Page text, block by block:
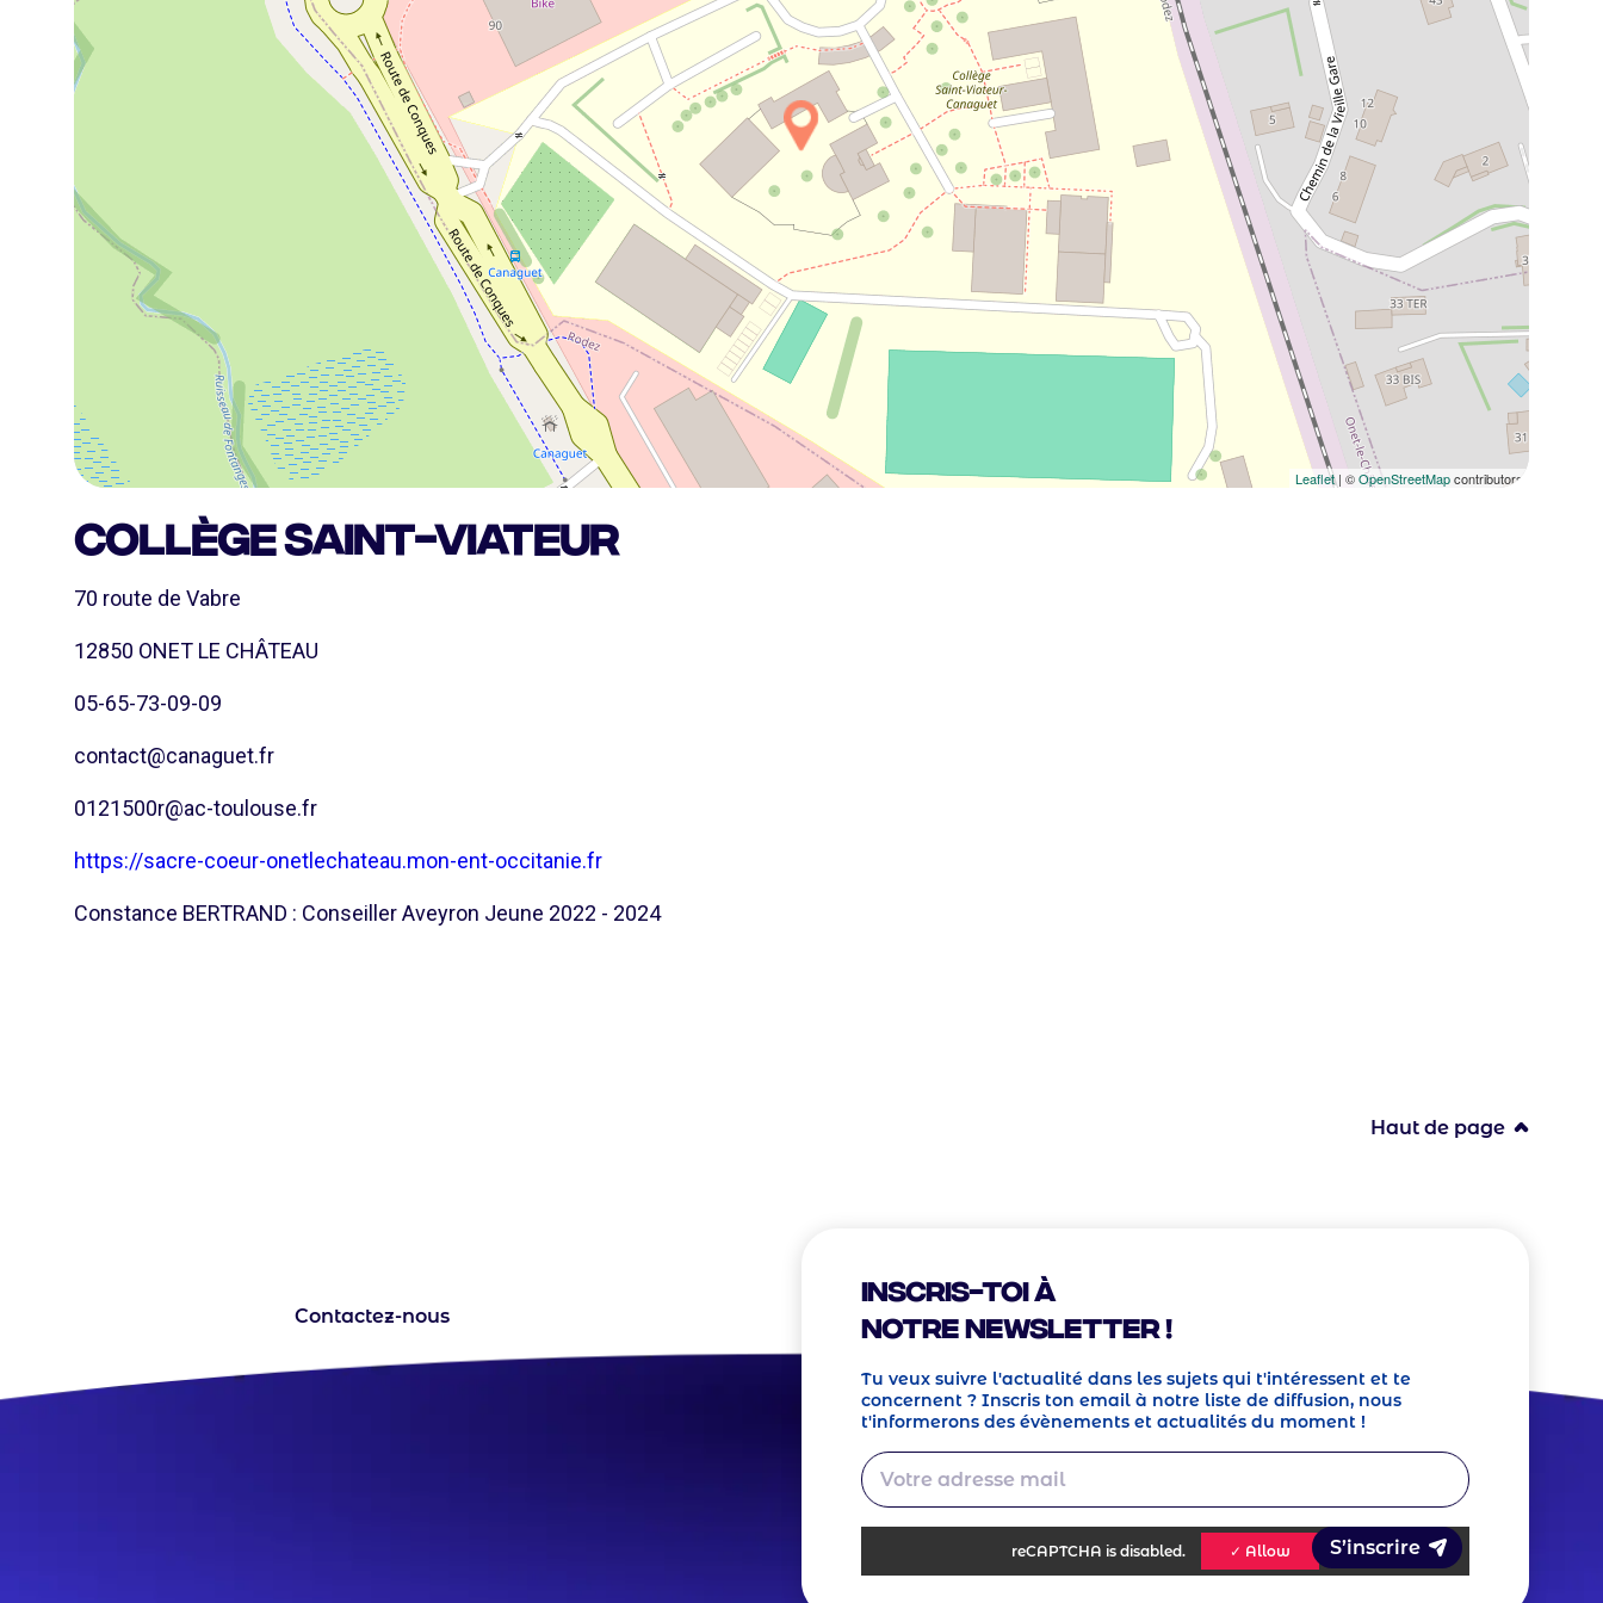
Leaflet| ©OpenStreetMapcontributors
Collège Saint-Viateur
70 route de Vabre
12850 ONET LE CHÂTEAU
05-65-73-09-09
contact@canaguet.fr
0121500r@ac-toulouse.fr
https://sacre-coeur-onetlechateau.mon-ent-occitanie.fr
Constance BERTRAND : Conseiller Aveyron Jeune 2022 - 2024
Haut de page
Contactez-nous
Inscris-toi à
notre Newsletter !
Tu veux suivre l'actualité dans les sujets qui t'intéressent et te
concernent ? Inscris ton email à notre liste de diffusion, nous
t'informerons des évènements et actualités du moment !
reCAPTCHA is disabled. ✓ Allow